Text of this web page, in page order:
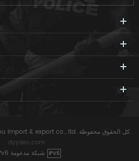
© China xinxing guangzhou import & export co., ltd. كل الحقوق محفوظة.
dyyseo.com
IPv6 شبكة مدعومة IPV6